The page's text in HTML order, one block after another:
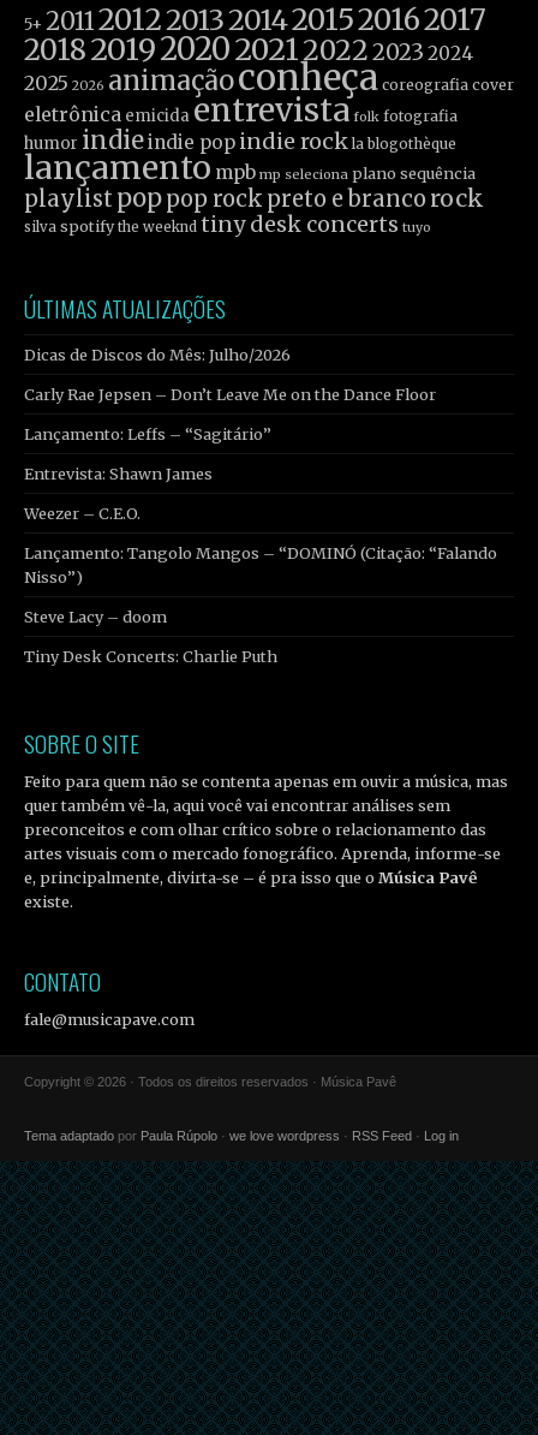
5+ 2011201220132014201520162017
201820192020202120222023 2024
2025 2026 animaçãoconheça coreografia cover
eletrônica emicida entrevista folk fotografia
humor indieindie pop indie rock la blogothèque
lançamento mpb mp seleciona plano sequência
playlist poppop rock preto e branco rock
silva spotify the weeknd tiny desk concerts tuyo
ÚLTIMAS ATUALIZAÇÕES
Dicas de Discos do Mês: Julho/2026
Carly Rae Jepsen – Don’t Leave Me on the Dance Floor
Lançamento: Leffs – “Sagitário”
Entrevista: Shawn James
Weezer – C.E.O.
Lançamento: Tangolo Mangos – “DOMINÓ (Citação: “Falando
Nisso”)
Steve Lacy – doom
Tiny Desk Concerts: Charlie Puth
SOBRE O SITE
Feito para quem não se contenta apenas em ouvir a música, mas
quer também vê-la, aqui você vai encontrar análises sem
preconceitos e com olhar crítico sobre o relacionamento das
artes visuais com o mercado fonográfico. Aprenda, informe-se
e, principalmente, divirta-se – é pra isso que oMúsica Pavê
existe.
CONTATO
fale@musicapave.com
Copyright © 2026 · Todos os direitos reservados · Música Pavê
Tema adaptado por Paula Rúpolo · we love wordpress · RSS Feed · Log in